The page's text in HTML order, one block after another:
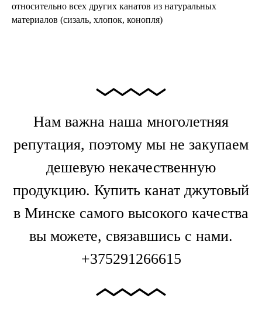
относительно всех других канатов из натуральных
материалов (сизаль, хлопок, конопля)
Нам важна наша многолетняя
репутация, поэтому мы не закупаем
дешевую некачественную
продукцию. Купить канат джутовый
в Минске самого высокого качества
вы можете, связавшись с нами.
+375291266615